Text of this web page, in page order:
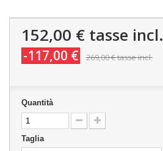
152,00 € tasse incl.
-117,00 € 269,00 €tasse incl.
Quantità
Taglia